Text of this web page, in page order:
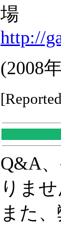
場
http://
(2008
Q&A
りま
また